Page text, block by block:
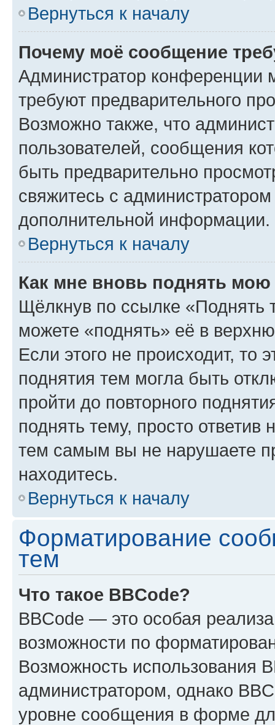
Вернуться к началу
Почему моё сообщение
Администратор конференции
требуют предварительного
Возможно также, что
пользователей, сообщения
быть предварительно
свяжитесь с
дополнительной информации.
Вернуться к началу
Как мне вновь поднять мою
Щёлкнув по ссылке «Поднять
можете «поднять» её в
Если этого не происходит, то
поднятия тем могла быть
пройти до повторного
поднять тему, просто ответив
тем самым вы не нарушаете
находитесь.
Вернуться к началу
Форматирование
тем
Что такое BBCode?
BBCode — это особая
возможности по
Возможность использования
администратором, однако
уровне сообщения в форме